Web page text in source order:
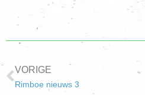
VORIGE
Rimboe nieuws 3